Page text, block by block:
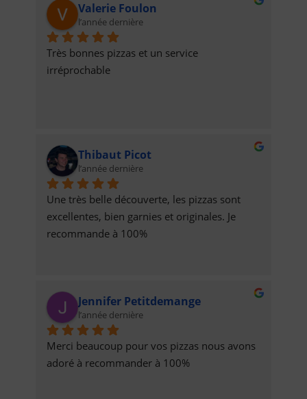
Valerie Foulon
l’année dernière
Très bonnes pizzas et un service
irréprochable
Thibaut Picot
l’année dernière
Une très belle découverte, les pizzas sont
excellentes, bien garnies et originales. Je
recommande à 100%
Jennifer Petitdemange
l’année dernière
Merci beaucoup pour vos pizzas nous avons
adoré à recommander à 100%